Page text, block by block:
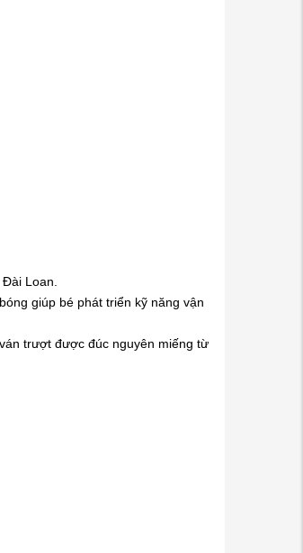
Loan.
giúp bé phát triển kỹ năng vận
trượt được đúc nguyên miếng từ